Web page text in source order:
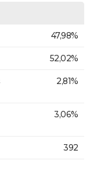
47,98%
52,02%
2,81%
3,06%
392